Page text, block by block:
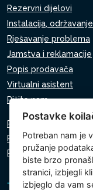
Rezervni dijelovi
Instalacija,
Rješavanje problema
Jamstva i reklamacije
Popis prodavača
Virtualni asistent
Pišite nam
Pravila o zaštiti
Pravila o korištenju
Postavke kolačića
Postavke
Potreban nam je
pružanje
biste brzo
stranici, izbjegli
izbjeglo da vam